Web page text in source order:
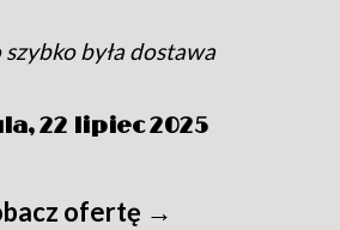
była dostawa
22 lipiec 2025
ofertę →